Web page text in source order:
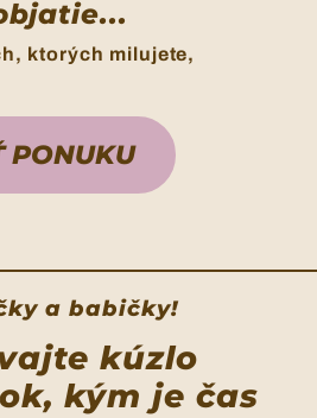
ktorých milujete,
PONUKU
a babičky!
kúzlo
kým je čas